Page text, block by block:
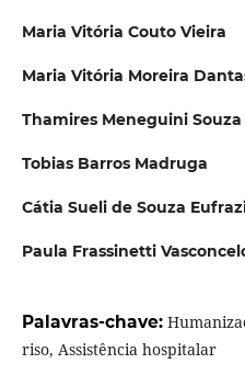
Maria Vitória Couto Vieira
Maria Vitória Moreira
Thamires Meneguini Souza
Tobias Barros Madruga
Cátia Sueli de Souza
Paula Frassinetti
Palavras-chave:
riso, Assistência hospitalar